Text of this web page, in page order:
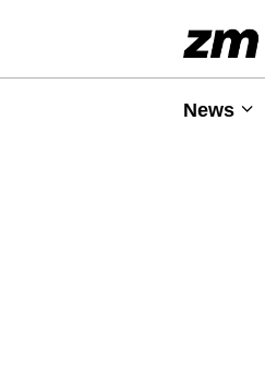
News